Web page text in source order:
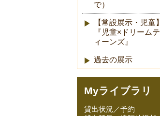
で）
【常設展示・児童】
『児童×ドリームテ
ィーンズ』
過去の展示
Myライブラリ
貸出状況／予約